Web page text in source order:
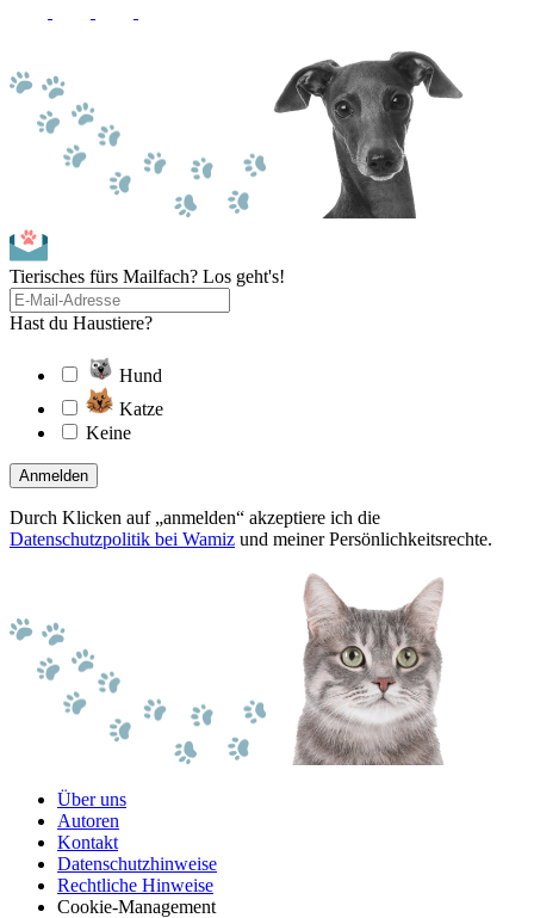
Tierisches fürs Mailfach? Los geht's!
Hast du Haustiere?
Hund
Katze
Keine
Anmelden
Durch Klicken auf „anmelden“ akzeptiere ich die
Datenschutzpolitik bei Wamiz und meiner Persönlichkeitsrechte.
Über uns
Autoren
Kontakt
Datenschutzhinweise
Rechtliche Hinweise
Cookie-Management